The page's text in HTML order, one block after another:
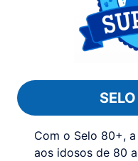
Com o Selo 80+,
aos idosos de 80